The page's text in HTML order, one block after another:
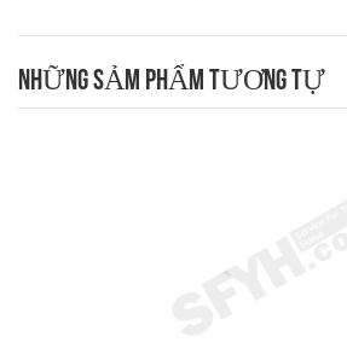
NHỮNG SẢM PHẨM TƯƠNG TỰ